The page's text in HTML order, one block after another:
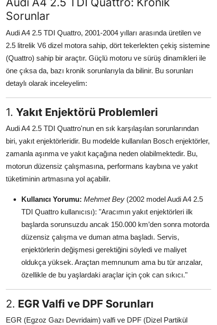
LPG & Yakıt
Elektrik & Akü
Aydınlatma & Görüş
Dizel Sistemler
Multimedya & Elektronik
Sorunlar
Audi A4 2.5 TDI Quattro, 2001-2004 yılları arasında üretilen ve
2.5 litrelik V6 dizel motora sahip, dört tekerlekten çekiş sistemine
(Quattro) sahip bir araçtır. Güçlü motoru ve sürüş dinamikleri ile
öne çıksa da, bazı kronik sorunlarıyla da bilinir. Bu sorunları
detaylı olarak inceleyelim:
1. Yakıt Enjektörü Problemleri
Audi A4 2.5 TDI Quattro'nun en sık karşılaşılan sorunlarından
biri, yakıt enjektörleridir. Bu modelde kullanılan Bosch enjektörler,
zamanla aşınma ve yakıt kaçağına neden olabilmektedir. Bu,
motorun düzensiz çalışmasına, performans kaybına ve yakıt
tüketiminin artmasına yol açabilir.
Kullanıcı Yorumu: Mehmet Bey (2002 model Audi A4 2.5
TDI Quattro kullanıcısı): "Aracımın yakıt enjektörleri ilk
başlarda sorunsuzdu ancak 150.000 km’den sonra motorda
düzensiz çalışma ve duman atma başladı. Servis,
enjektörlerin değişmesi gerektiğini söyledi ve maliyet
oldukça yüksek. Araçtan memnunum ama bu tür arızalar,
özellikle de bu yaşlardaki araçlar için çok can sıkıcı."
2. EGR Valfi ve DPF Sorunları
EGR (Egzoz Gazı Devridaim) valfi ve DPF (Dizel Partikül